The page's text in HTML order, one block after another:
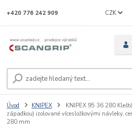
CZK
+420 776 242 909
Úvod KNIPEX
KNIPEX 95 36 280
západkou) izolované vícesložkovými návleky,
280 mm